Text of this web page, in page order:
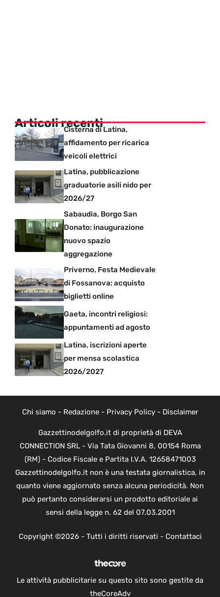
Articoli recenti
Cisterna di Latina,
affidamento per ricarica
veicoli elettrici
Latina, pubblicazione
graduatorie asili nido per
2026/27
Sabaudia, Borgo San
Donato: inaugurazione
nuovo spazio
aggregazione
Priverno, Festa Medievale
di Fossanova: acquisto
biglietti online
Gaeta, incontri religiosi:
appuntamenti ad agosto
Latina, iscrizioni aperte
per mensa scolastica
2026/2027
Chi siamo - Redazione- Privacy Policy- Disclaimer
Gazzettinodelgolfo.it di proprietà di DEVA
CONNECTION SRL - Via Tata Giovanni 8, 00154 Roma
(RM) - Codice Fiscale e Partita I.V.A. 12658471003
Gazzettinodelgolfo.it non è una testata giornalistica, in
quanto viene aggiornato senza alcuna periodicità. Non
può pertanto considerarsi un prodotto editoriale ai
sensi della legge n. 62 del 07.03.2001
Copyright ©2026 - Tutti i diritti riservati - Contattaci
Le attività pubblicitarie su questo sito sono gestite da
theCoreAdv